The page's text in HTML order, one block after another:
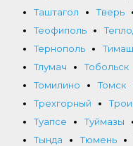
Таштагол
Тверь
Теофиполь
Тернополь
Тлумач
Тобольск
Томилино
Томск
Трехгорный
Туапсе
Туймазы
Тында
Тюмень